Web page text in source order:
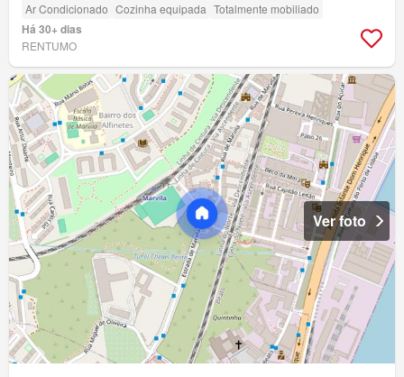
Ar Condicionado Cozinha equipada Totalmente mobiliado
Há 30+ dias
RENTUMO
Ver foto